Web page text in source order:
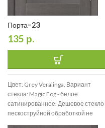
Порта-23
135 р.
Цвет: Grey Veralinga, Вариант
стекла: Magic Fog - белое
сатинированное. Дешевое стекло
пескоструйной обработкой не